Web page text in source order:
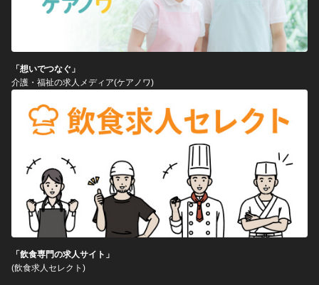
「想いでつなぐ」
介護・福祉の求人メディア(ケアノワ)
「飲食専門の求人サイト」
(飲食求人セレクト)